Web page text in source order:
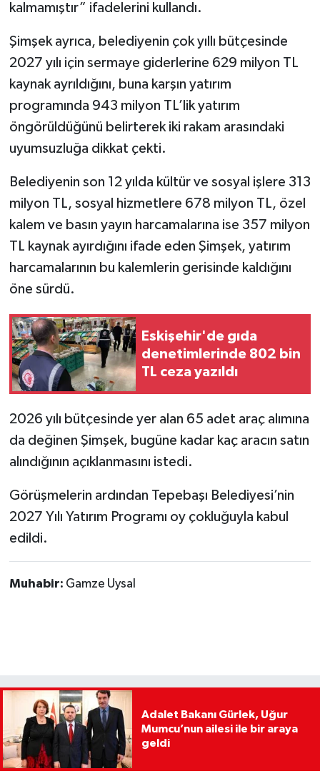
kalmamıştır” ifadelerini kullandı.
Şimşek ayrıca, belediyenin çok yıllı bütçesinde
2027 yılı için sermaye giderlerine 629 milyon TL
kaynak ayrıldığını, buna karşın yatırım
programında 943 milyon TL’lik yatırım
öngörüldüğünü belirterek iki rakam arasındaki
uyumsuzluğa dikkat çekti.
Belediyenin son 12 yılda kültür ve sosyal işlere 313
milyon TL, sosyal hizmetlere 678 milyon TL, özel
kalem ve basın yayın harcamalarına ise 357 milyon
TL kaynak ayırdığını ifade eden Şimşek, yatırım
harcamalarının bu kalemlerin gerisinde kaldığını
öne sürdü.
Eskişehir'de gıda
denetimlerinde 802 bin
TL ceza yazıldı
2026 yılı bütçesinde yer alan 65 adet araç alımına
da değinen Şimşek, bugüne kadar kaç aracın satın
alındığının açıklanmasını istedi.
Görüşmelerin ardından Tepebaşı Belediyesi’nin
2027 Yılı Yatırım Programı oy çokluğuyla kabul
edildi.
Muhabir: Gamze Uysal
Adalet Bakanı Gürlek, Uğur
Mumcu’nun ailesi ile bir araya
geldi